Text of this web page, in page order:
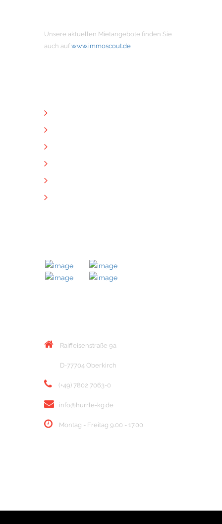
Unsere aktuellen Mietangebote finden Sie
auch auf www.immoscout.de
Raiffeisenstraße 9a
D-77704 Oberkirch
(+49) 7802 7063-0
info@hurrle-kg.de
Montag - Freitag 9.00 - 17.00